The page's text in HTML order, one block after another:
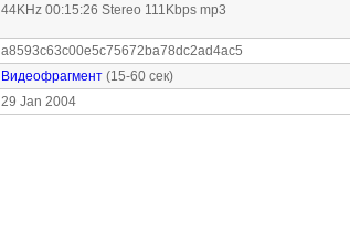
44KHz 00:15:26 Stereo 111Kbps mp3
a8593c63c00e5c75672ba78dc2ad4ac5
Видеофрагмент (15-60 сек)
29 Jan 2004